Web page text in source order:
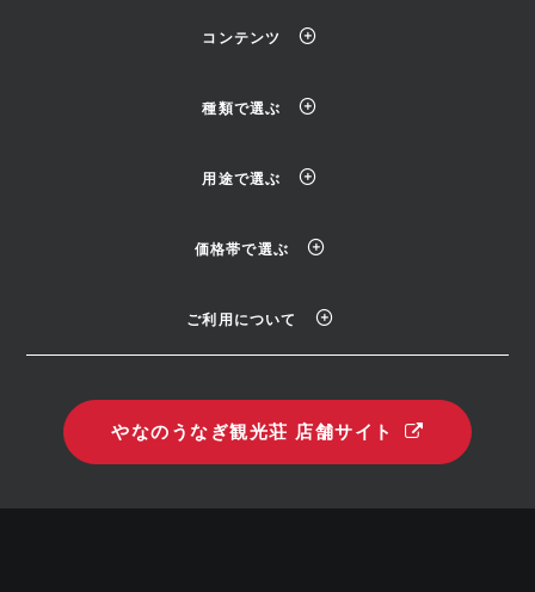
コンテンツ
種類で選ぶ
用途で選ぶ
価格帯で選ぶ
ご利用について
やなのうなぎ観光荘 店舗サイト